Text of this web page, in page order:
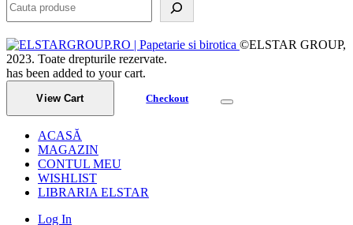
©ELSTAR GROUP,
2023. Toate drepturile rezervate.
has been added to your cart.
View Cart Checkout
ACASĂ
MAGAZIN
CONTUL MEU
WISHLIST
LIBRARIA ELSTAR
Log In